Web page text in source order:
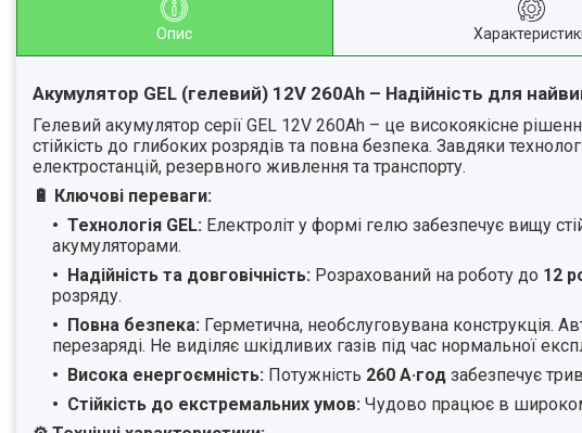
Опис
Акумулятор GEL (гелевий) 12V 260Ah – Надійність для
Гелевий акумулятор серії GEL 12V 260Ah – це високоякісне
стійкість до глибоких розрядів та повна безпека. Завдяки
електростанцій, резервного живлення та транспорту.
🔋 Ключові переваги:
Технологія GEL: Електроліт у формі гелю забезпечує вищу
акумуляторами.
Надійність та довговічність: Розрахований на роботу до 12
розряду.
Повна безпека: Герметична, необслуговувана конструкція.
перезаряді. Не виділяє шкідливих газів під час нормальної
Висока енергоємність: Потужність 260 А·год забезпечує
Стійкість до екстремальних умов: Чудово працює в